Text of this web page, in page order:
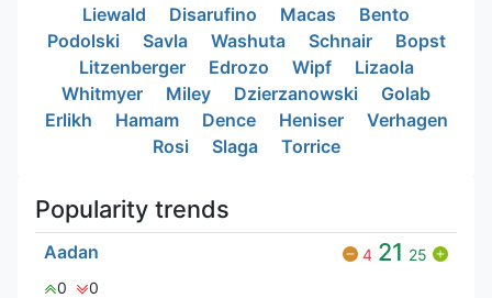
Liewald
Disarufino Macas
Bento
Podolski
Savla Washuta Schnair
Bopst
Litzenberger
Edrozo Wipf
Lizaola
Whitmyer
Miley Dzierzanowski
Golab
Erlikh
Hamam Dence Heniser
Verhagen
Rosi
Slaga Torrice
Popularity trends
Aadan 4 21 25
0
0